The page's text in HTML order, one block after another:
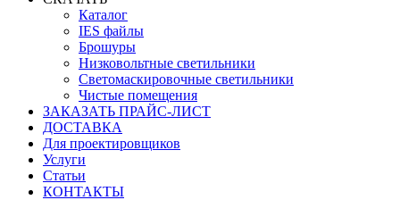
Каталог
IES файлы
Брошуры
Низковольтные светильники
Светомаскировочные светильники
Чистые помещения
ЗАКАЗАТЬ ПРАЙС-ЛИСТ
ДОСТАВКА
Для проектировщиков
Услуги
Статьи
КОНТАКТЫ